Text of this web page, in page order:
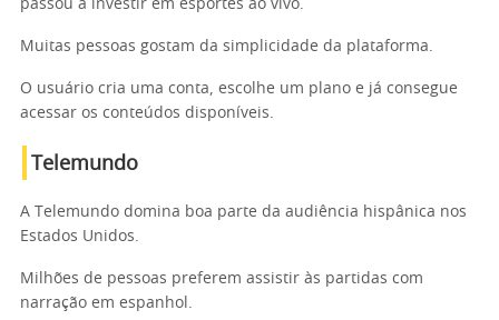
passou a investir em esportes ao vivo.
Muitas pessoas gostam da simplicidade da plataforma.
O usuário cria uma conta, escolhe um plano e já consegue
acessar os conteúdos disponíveis.
Telemundo
A Telemundo domina boa parte da audiência hispânica nos
Estados Unidos.
Milhões de pessoas preferem assistir às partidas com
narração em espanhol.